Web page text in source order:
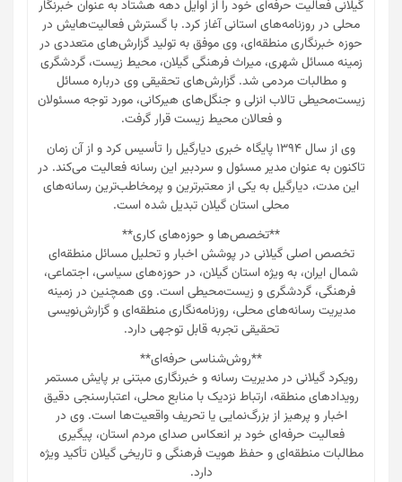
گیلانی فعالیت حرفه‌ای خود را از اوایل دهه هشتاد به عنوان خبرنگار
محلی در روزنامه‌های استانی آغاز کرد. با گسترش فعالیت‌هایش در
حوزه خبرنگاری منطقه‌ای، وی موفق به تولید گزارش‌های متعددی در
زمینه مسائل شهری، میراث فرهنگی گیلان، محیط زیست، گردشگری
و مطالبات مردمی شد. گزارش‌های تحقیقی وی درباره مسائل
زیست‌محیطی تالاب انزلی و جنگل‌های هیرکانی، مورد توجه مسئولان
و فعالان محیط زیست قرار گرفت.
وی از سال ۱۳۹۴ پایگاه خبری دیارگیل را تأسیس کرد و از آن زمان
تاکنون به عنوان مدیر مسئول و سردبیر این رسانه فعالیت می‌کند. در
این مدت، دیارگیل به یکی از معتبرترین و پرمخاطب‌ترین رسانه‌های
محلی استان گیلان تبدیل شده است.
**تخصص‌ها و حوزه‌های کاری**
تخصص اصلی گیلانی در پوشش اخبار و تحلیل مسائل منطقه‌ای
شمال ایران، به ویژه استان گیلان، در حوزه‌های سیاسی، اجتماعی،
فرهنگی، گردشگری و زیست‌محیطی است. وی همچنین در زمینه
مدیریت رسانه‌های محلی، روزنامه‌نگاری منطقه‌ای و گزارش‌نویسی
تحقیقی تجربه قابل توجهی دارد.
**روش‌شناسی حرفه‌ای**
رویکرد گیلانی در مدیریت رسانه و خبرنگاری مبتنی بر پایش مستمر
رویدادهای منطقه، ارتباط نزدیک با منابع محلی، اعتبارسنجی دقیق
اخبار و پرهیز از بزرگ‌نمایی یا تحریف واقعیت‌ها است. وی در
فعالیت حرفه‌ای خود بر انعکاس صدای مردم استان، پیگیری
مطالبات منطقه‌ای و حفظ هویت فرهنگی و تاریخی گیلان تأکید ویژه
دارد.